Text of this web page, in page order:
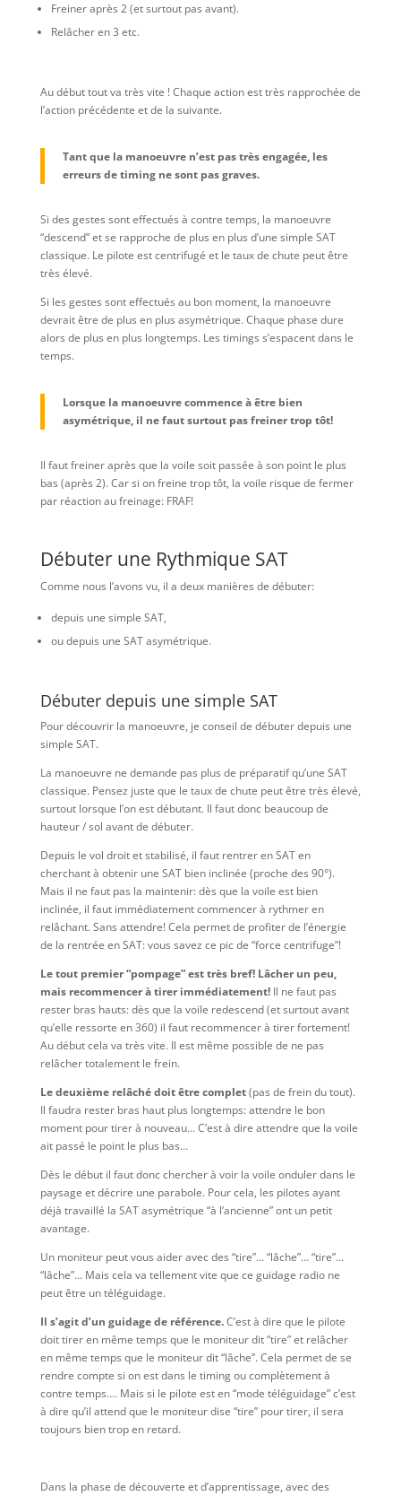
Freiner après 2 (et surtout pas avant).
Relâcher en 3 etc.
Au début tout va très vite ! Chaque action est très rapprochée de
l’action précédente et de la suivante.
Tant que la manoeuvre n’est pas très engagée, les
erreurs de timing ne sont pas graves.
Si des gestes sont effectués à contre temps, la manoeuvre
“descend” et se rapproche de plus en plus d’une simple SAT
classique. Le pilote est centrifugé et le taux de chute peut être
très élevé.
Si les gestes sont effectués au bon moment, la manoeuvre
devrait être de plus en plus asymétrique. Chaque phase dure
alors de plus en plus longtemps. Les timings s’espacent dans le
temps.
Lorsque la manoeuvre commence à être bien
asymétrique, il ne faut surtout pas freiner trop tôt!
Il faut freiner après que la voile soit passée à son point le plus
bas (après 2). Car si on freine trop tôt, la voile risque de fermer
par réaction au freinage: FRAF!
Débuter une Rythmique SAT
Comme nous l’avons vu, il a deux manières de débuter:
depuis une simple SAT,
ou depuis une SAT asymétrique.
Débuter depuis une simple SAT
Pour découvrir la manoeuvre, je conseil de débuter depuis une
simple SAT.
La manoeuvre ne demande pas plus de préparatif qu’une SAT
classique. Pensez juste que le taux de chute peut être très élevé,
surtout lorsque l’on est débutant. Il faut donc beaucoup de
hauteur / sol avant de débuter.
Depuis le vol droit et stabilisé, il faut rentrer en SAT en
cherchant à obtenir une SAT bien inclinée (proche des 90°).
Mais il ne faut pas la maintenir: dès que la voile est bien
inclinée, il faut immédiatement commencer à rythmer en
relâchant. Sans attendre! Cela permet de profiter de l’énergie
de la rentrée en SAT: vous savez ce pic de “force centrifuge”!
Le tout premier “pompage” est très bref! Lâcher un peu,
mais recommencer à tirer immédiatement! Il ne faut pas
rester bras hauts: dès que la voile redescend (et surtout avant
qu’elle ressorte en 360) il faut recommencer à tirer fortement!
Au début cela va très vite. Il est même possible de ne pas
relâcher totalement le frein.
Le deuxième relâché doit être complet(pas de frein du tout).
Il faudra rester bras haut plus longtemps: attendre le bon
moment pour tirer à nouveau… C’est à dire attendre que la voile
ait passé le point le plus bas…
Dès le début il faut donc chercher à voir la voile onduler dans le
paysage et décrire une parabole. Pour cela, les pilotes ayant
déjà travaillé la SAT asymétrique “à l’ancienne” ont un petit
avantage.
Un moniteur peut vous aider avec des “tire”… “lâche”… “tire”…
“lâche”… Mais cela va tellement vite que ce guidage radio ne
peut être un téléguidage.
Il s’agit d’un guidage de référence.C’est à dire que le pilote
doit tirer en même temps que le moniteur dit “tire” et relâcher
en même temps que le moniteur dit “lâche”. Cela permet de se
rendre compte si on est dans le timing ou complètement à
contre temps…. Mais si le pilote est en “mode téléguidage” c’est
à dire qu’il attend que le moniteur dise “tire” pour tirer, il sera
toujours bien trop en retard.
Dans la phase de découverte et d’apprentissage, avec des